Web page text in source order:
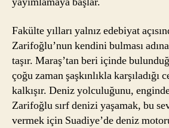
Fakülte yılları yalnız edebiyat
Zarifoğlu’nun kendini bulması
taşır. Maraş’tan beri içinde
çoğu zaman şaşkınlıkla karşıladığı
kalkışır. Deniz yolculuğunu,
Zarifoğlu sırf denizi yaşamak, bu
vermek için Suadiye’de deniz